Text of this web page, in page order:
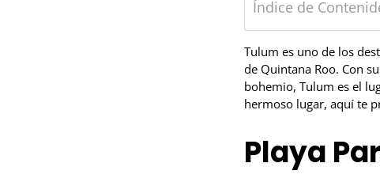
Índice de
Tulum es uno de los
de Quintana Roo. Con
bohemio, Tulum es el
hermoso lugar, aquí te
Playa